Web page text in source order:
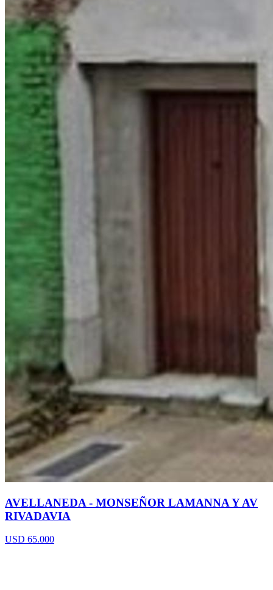
AVELLANEDA - MONSEÑOR LAMANNA Y AV
RIVADAVIA
USD 65.000